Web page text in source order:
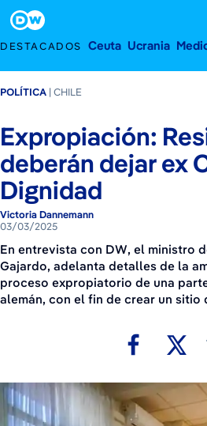
DESTACADOS Ceuta Ucrania
POLÍTICA CHILE
Expropiación:
deberán dejar ex
Dignidad
Victoria Dannemann
03/03/2025
En entrevista con DW, el ministro
Gajardo, adelanta detalles de la
proceso expropiatorio de una
alemán, con el fin de crear un sitio
Footer